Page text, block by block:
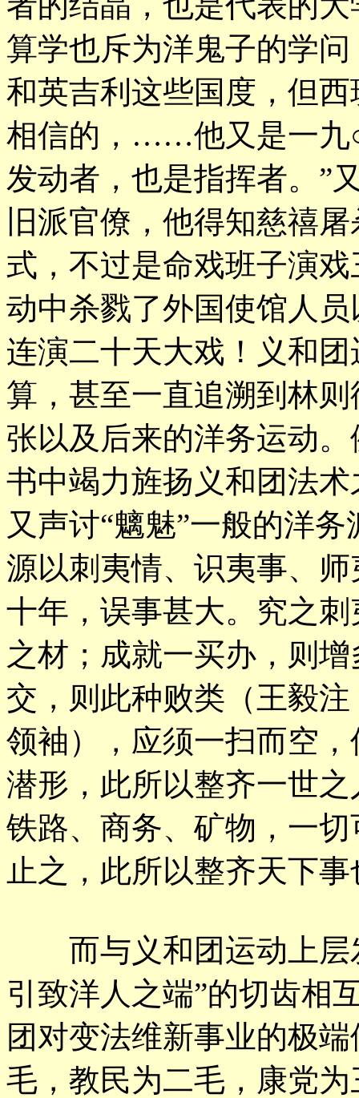
算学也斥为洋鬼子的学
和英吉利这些国度，但
相信的，……他又是一九
发动者，也是指挥者。”
旧派官僚，他得知慈禧
式，不过是命戏班子演
动中杀戮了外国使馆人
连演二十天大戏！义和
算，甚至一直追溯到林
张以及后来的洋务运动
书中竭力旌扬义和团法
又声讨“魑魅”一般的洋
源以刺夷情、识夷事、
十年，误事甚大。究之
之材；成就一买办，则
交，则此种败类（王毅
领袖），应须一扫而空
潜形，此所以整齐一世
铁路、商务、矿物，一
止之，此所以整齐天下事
而与义和团运动上层
引致洋人之端”的切齿相
团对变法维新事业的极
毛，教民为二毛，康党